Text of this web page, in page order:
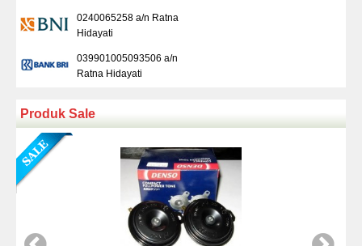
0240065258 a/n Ratna
Hidayati
039901005093506 a/n
Ratna Hidayati
Produk Sale